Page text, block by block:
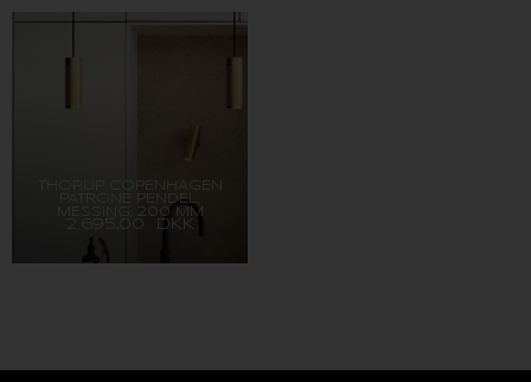
THORUP COPENHAGEN
PATRONE PENDEL,
MESSING, 200 MM
2.695,00 DKK